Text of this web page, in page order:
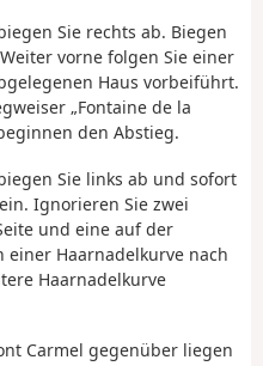
Sie rechts ab. Biegen
vorne folgen Sie einer
Haus vorbeiführt.
„Fontaine de la
den Abstieg.
Sie links ab und sofort
Ignorieren Sie zwei
und eine auf der
einer Haarnadelkurve nach
Haarnadelkurve
Carmel gegenüber liegen